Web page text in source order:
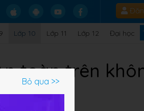
Lớp 10 Lớp 11 Lớp 12 Đại học
toàn trên
Bỏ qua >>